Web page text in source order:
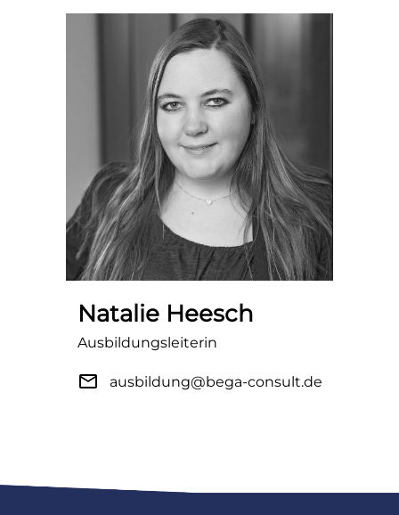
Natalie Heesch
Ausbildungsleiterin
mail ausbildung@bega-consult.de